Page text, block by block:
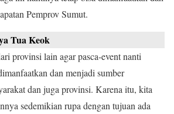
Pemprov Sumut.
Tua Keok
provinsi lain agar pasca-event nanti
dan menjadi sumber
dan juga provinsi. Karena itu, kita
sedemikian rupa dengan tujuan ada